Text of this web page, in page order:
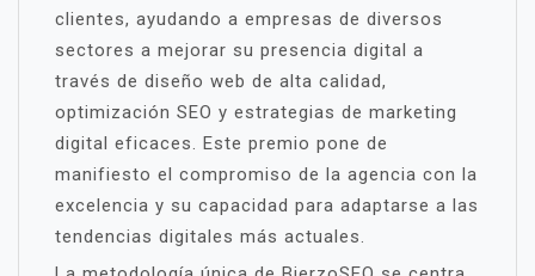
clientes, ayudando a empresas de diversos
sectores a mejorar su presencia digital a
través de diseño web de alta calidad,
optimización SEO y estrategias de marketing
digital eficaces. Este premio pone de
manifiesto el compromiso de la agencia con la
excelencia y su capacidad para adaptarse a las
tendencias digitales más actuales.